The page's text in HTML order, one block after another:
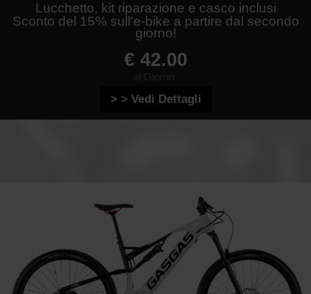
Lucchetto, kit riparazione e casco inclusi
Sconto del 15% sull'e-bike a partire dal secondo
giorno!
€ 42.00
> > Vedi Dettagli